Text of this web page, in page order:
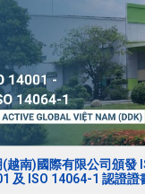
越南)國際有限公司頒發
及 ISO 14064-1 認證證